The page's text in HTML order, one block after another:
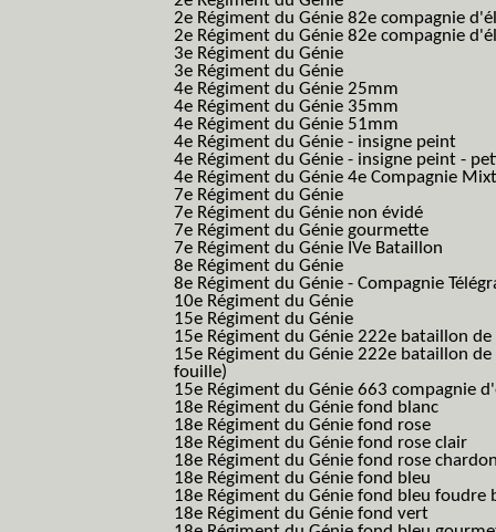
2e Régiment du Génie 82e compagnie
2e Régiment du Génie 82e compagnie
3e Régiment du Génie
3e Régiment du Génie
4e Régiment du Génie 25mm
4e Régiment du Génie 35mm
4e Régiment du Génie 51mm
4e Régiment du Génie - insigne peint
4e Régiment du Génie - insigne peint -
4e Régiment du Génie 4e Compagnie
7e Régiment du Génie
7e Régiment du Génie non évidé
7e Régiment du Génie gourmette
7e Régiment du Génie IVe Bataillon
8e Régiment du Génie
8e Régiment du Génie - Compagnie
10e Régiment du Génie
15e Régiment du Génie
15e Régiment du Génie 222e bataillon
15e Régiment du Génie 222e bataillon
fouille)
15e Régiment du Génie 663 compagnie
18e Régiment du Génie fond blanc
18e Régiment du Génie fond rose
18e Régiment du Génie fond rose clair
18e Régiment du Génie fond rose
18e Régiment du Génie fond bleu
18e Régiment du Génie fond bleu foudre
18e Régiment du Génie fond vert